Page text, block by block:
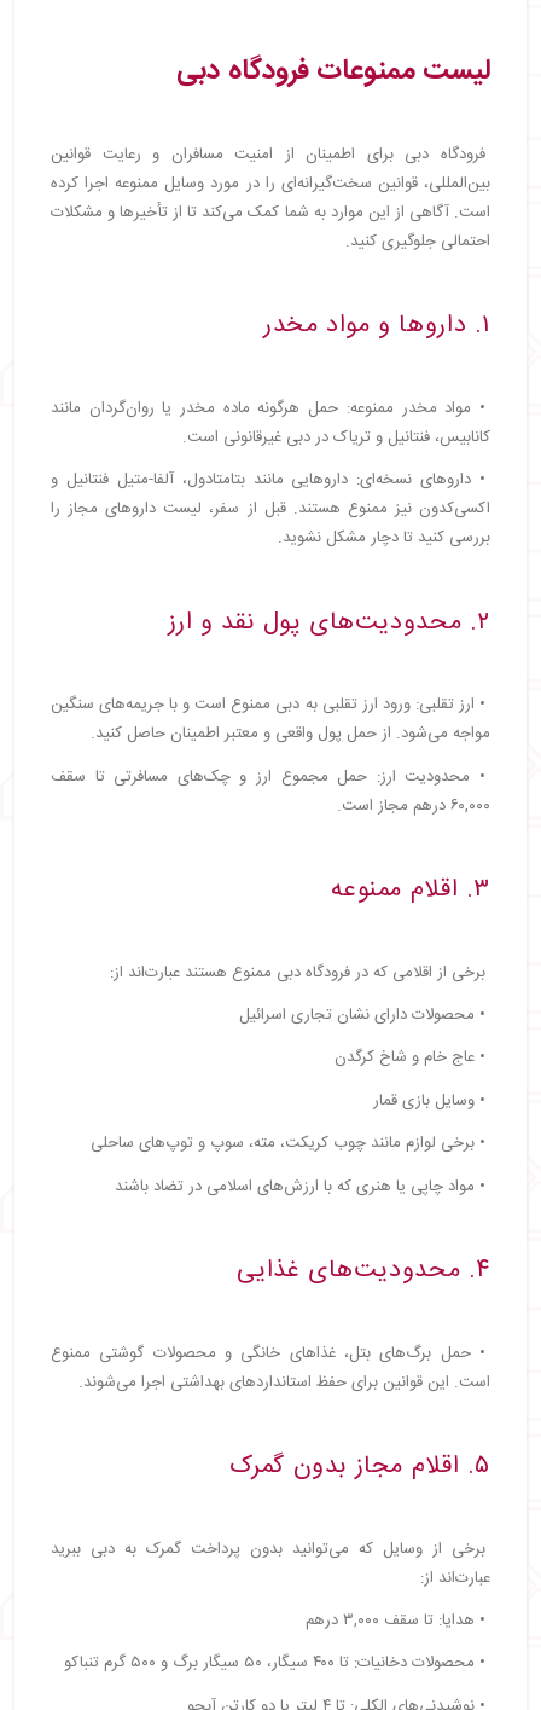
لیست ممنوعات فرودگاه دبی
فرودگاه دبی برای اطمینان از امنیت مسافران و رعایت قوانین
بین‌المللی، قوانین سخت‌گیرانه‌ای را در مورد وسایل ممنوعه اجرا کرده
است. آگاهی از این موارد به شما کمک می‌کند تا از تأخیرها و مشکلات
احتمالی جلوگیری کنید.
۱. داروها و مواد مخدر
• مواد مخدر ممنوعه: حمل هرگونه ماده مخدر یا روان‌گردان مانند
کانابیس، فنتانیل و تریاک در دبی غیرقانونی است.
• داروهای نسخه‌ای: داروهایی مانند بتامتادول، آلفا-متیل فنتانیل و
اکسی‌کدون نیز ممنوع هستند. قبل از سفر، لیست داروهای مجاز را
بررسی کنید تا دچار مشکل نشوید.
۲. محدودیت‌های پول نقد و ارز
• ارز تقلبی: ورود ارز تقلبی به دبی ممنوع است و با جریمه‌های سنگین
مواجه می‌شود. از حمل پول واقعی و معتبر اطمینان حاصل کنید.
• محدودیت ارز: حمل مجموع ارز و چک‌های مسافرتی تا سقف
۶۰,۰۰۰ درهم مجاز است.
۳. اقلام ممنوعه
برخی از اقلامی که در فرودگاه دبی ممنوع هستند عبارت‌اند از:
• محصولات دارای نشان تجاری اسرائیل
• عاج خام و شاخ کرگدن
• وسایل بازی قمار
• برخی لوازم مانند چوب کریکت، مته، سوپ و توپ‌های ساحلی
• مواد چاپی یا هنری که با ارزش‌های اسلامی در تضاد باشند
۴. محدودیت‌های غذایی
• حمل برگ‌های بتل، غذاهای خانگی و محصولات گوشتی ممنوع
است. این قوانین برای حفظ استانداردهای بهداشتی اجرا می‌شوند.
۵. اقلام مجاز بدون گمرک
برخی از وسایل که می‌توانید بدون پرداخت گمرک به دبی ببرید
عبارت‌اند از:
• هدایا: تا سقف ۳,۰۰۰ درهم
• محصولات دخانیات: تا ۴۰۰ سیگار، ۵۰ سیگار برگ و ۵۰۰ گرم تنباکو